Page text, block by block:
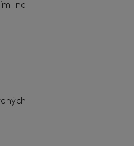
na